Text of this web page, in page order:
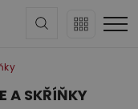
A SKŘÍŇKY